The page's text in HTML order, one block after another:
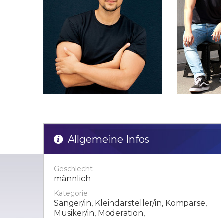
Allgemeine Infos
Geschlecht
männlich
Kategorie
Sänger/in, Kleindarsteller/in, Komparse,
Musiker/in, Moderation,